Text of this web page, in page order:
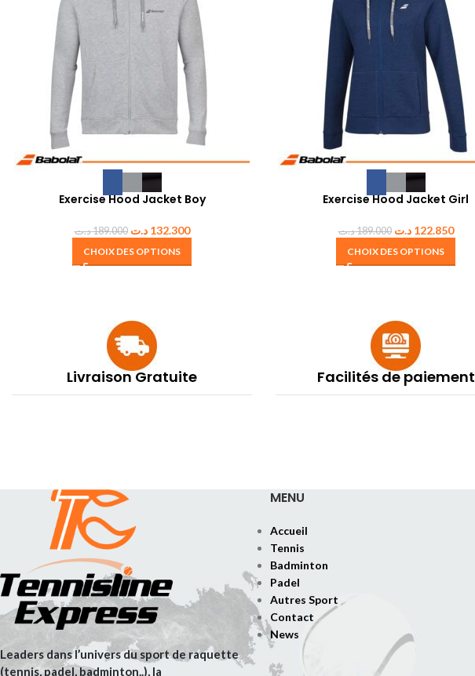
Exercise Hood Jacket Boy
189.000د.ت 132.300 د.ت
CHOIX DES OPTIONS
Exercise Hood Jacket Girl
189.000د.ت 122.850 د.ت
CHOIX DES OPTIONS
Livraison Gratuite Facilités de paiement
Leaders dans l’univers du sport de raquette
(tennis, padel, badminton..), la
MENU
Accueil
Tennis
Badminton
Padel
Autres Sport
Contact
News